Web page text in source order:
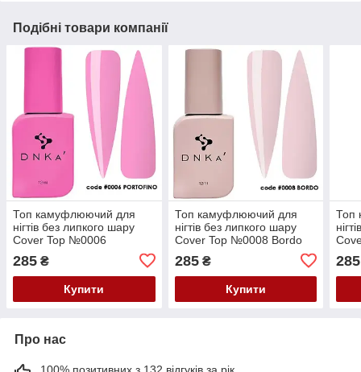
Подібні товари компанії
Топ камуфлюючий для
нігтів без липкого шару
Cover Top №0006
285 ₴
Купити
Топ камуфлюючий для
нігтів без липкого шару
Cover Top №0008 Bordo
285₴
Купити
Топ
285
Про нас